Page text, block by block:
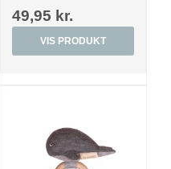
49,95 kr.
VIS PRODUKT